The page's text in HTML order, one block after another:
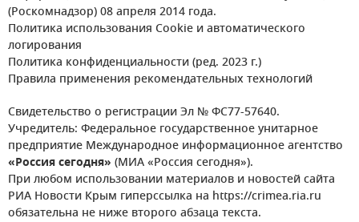
(Роскомнадзор) 08 апреля 2014 года.
Политика использования Cookie и автоматического
логирования
Политика конфиденциальности (ред. 2023 г.)
Правила применения рекомендательных технологий
Свидетельство о регистрации Эл № ФС77-57640.
Учредитель: Федеральное государственное унитарное
предприятие Международное информационное агентство
«Россия сегодня» (МИА «Россия сегодня»).
При любом использовании материалов и новостей сайта
РИА Новости Крым гиперссылка на https://crimea.ria.ru
обязательна не ниже второго абзаца текста.